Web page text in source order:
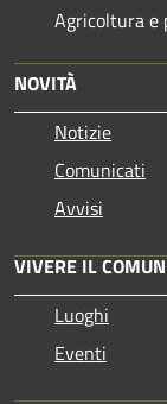
Agricoltura e
NOVITÀ
Notizie
Comunicati
Avvisi
VIVERE IL
Luoghi
Eventi